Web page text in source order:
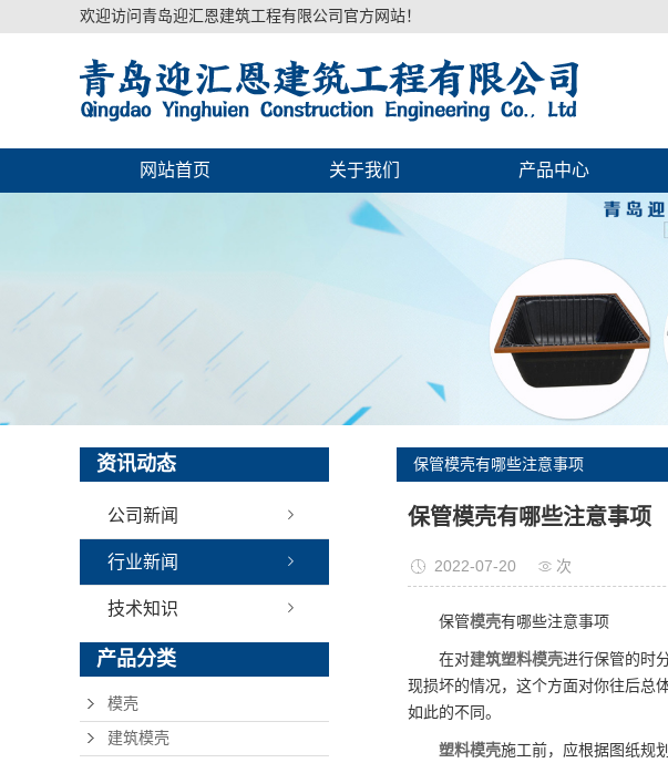
欢迎访问青岛迎汇恩建筑工程有限公司官方网站！
网站首页 关于我们 产品中心
资讯动态
公司新闻
行业新闻
技术知识
产品分类
模壳
建筑模壳
保管模壳有哪些注意事项
保管模壳有哪些注意事项
2022-07-20 次
保管模壳有哪些注意事项
在对建筑塑料模壳进行保管的时
现损坏的情况，这个方面对你往后总
如此的不同。
塑料模壳施工前，应根据图纸规